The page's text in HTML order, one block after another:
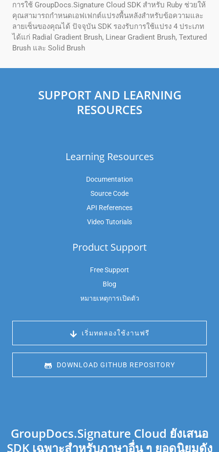
การใช้ GroupDocs.Signature Cloud SDK สำหรับ Ruby ช่วยให้
คุณสามารถกำหนดเอฟเฟกต์แปรงพื้นหลังสำหรับข้อความและ
ลายเซ็นของคุณได้ ปัจจุบัน SDK รองรับการใช้แปรง 4 ประเภท
ได้แก่ Radial Gradient Brush, Linear Gradient Brush, Textured
Brush และ Solid Brush
SUPPORT AND LEARNING
RESOURCES
Learning Resources
Documentation
Source Code
API References
Video Tutorials
Product Support
Free Support
Blog
หมายเหตุการเปิดตัว
เริ่มทดลองใช้งานฟรี
DOWNLOAD GITHUB REPOSITORY
GroupDocs.Signature Cloud ยังเสนอ
SDK เฉพาะสำหรับภาษาอื่น ๆ ยอดนิยมดัง